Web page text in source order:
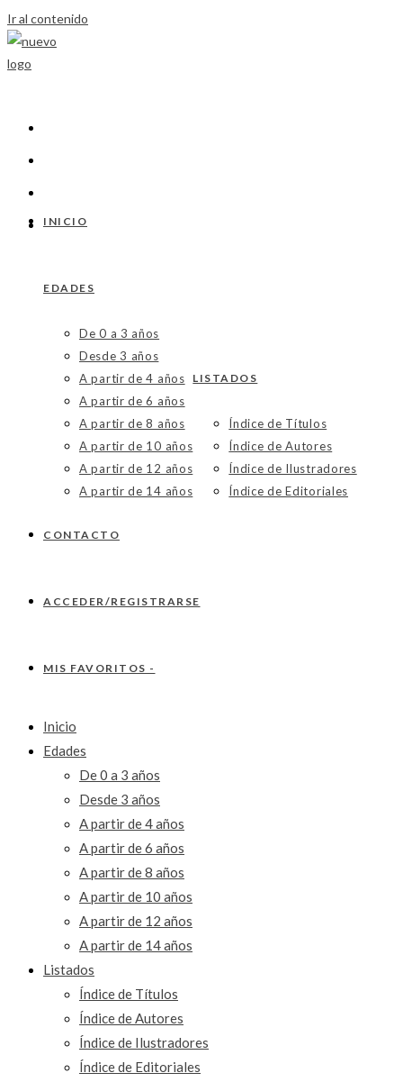
Ir al contenido
INICIO
EDADES
De 0 a 3 años
Desde 3 años
A partir de 4 años
A partir de 6 años
A partir de 8 años
A partir de 10 años
A partir de 12 años
A partir de 14 años
LISTADOS
Índice de Títulos
Índice de Autores
Índice de Ilustradores
Índice de Editoriales
CONTACTO
ACCEDER/REGISTRARSE
MIS FAVORITOS -
Inicio
Edades
De 0 a 3 años
Desde 3 años
A partir de 4 años
A partir de 6 años
A partir de 8 años
A partir de 10 años
A partir de 12 años
A partir de 14 años
Listados
Índice de Títulos
Índice de Autores
Índice de Ilustradores
Índice de Editoriales